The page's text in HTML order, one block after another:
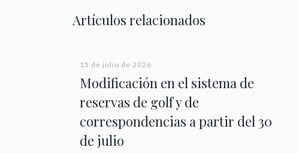
Artículos relacionados
15 de julio de 2026
Modificación en el sistema de
reservas de golf y de
correspondencias a partir del 30
de julio